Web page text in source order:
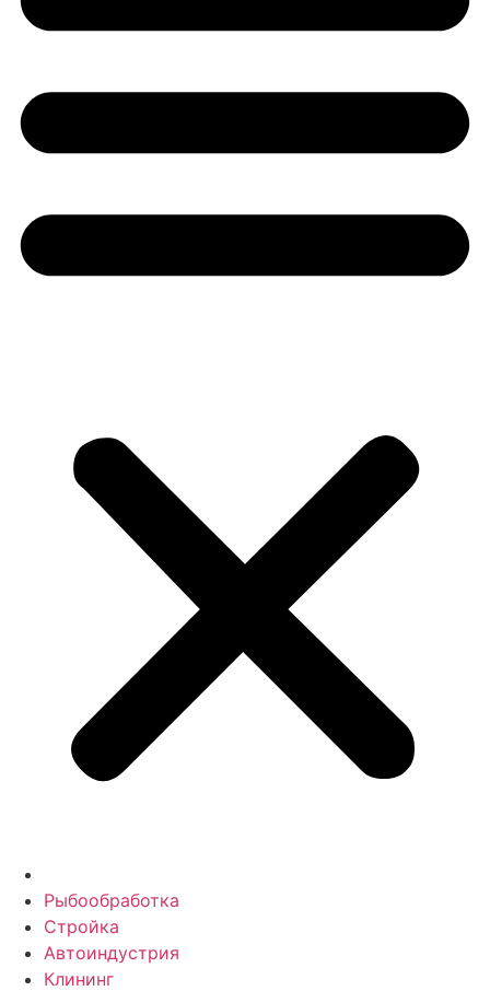
Рыбообработка
Стройка
Автоиндустрия
Клининг